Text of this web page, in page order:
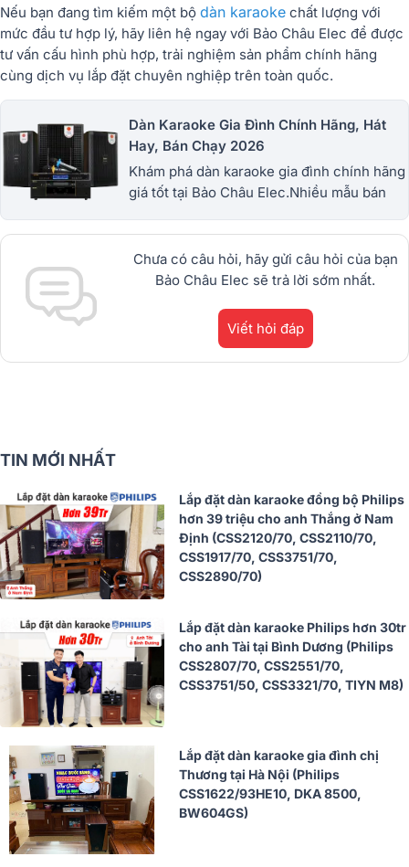
Nếu bạn đang tìm kiếm một bộ dàn karaoke chất lượng với
mức đầu tư hợp lý, hãy liên hệ ngay với Bảo Châu Elec để được
tư vấn cấu hình phù hợp, trải nghiệm sản phẩm chính hãng
cùng dịch vụ lắp đặt chuyên nghiệp trên toàn quốc.
Dàn Karaoke Gia Đình Chính Hãng, Hát
Hay, Bán Chạy 2026
Khám phá dàn karaoke gia đình chính hãng
giá tốt tại Bảo Châu Elec.Nhiều mẫu bán
dBTechnologies, Philips Cao
Cấp.1900.0255
Chưa có câu hỏi, hãy gửi câu hỏi của bạn
Bảo Châu Elec sẽ trả lời sớm nhất.
Viết hỏi đáp
TIN MỚI NHẤT
Lắp đặt dàn karaoke đồng bộ Philips
hơn 39 triệu cho anh Thắng ở Nam
Định (CSS2120/70, CSS2110/70,
CSS1917/70, CSS3751/70,
CSS2890/70)
Lắp đặt dàn karaoke Philips hơn 30tr
cho anh Tài tại Bình Dương (Philips
CSS2807/70, CSS2551/70,
CSS3751/50, CSS3321/70, TIYN M8)
Lắp đặt dàn karaoke gia đình chị
Thương tại Hà Nội (Philips
CSS1622/93HE10, DKA 8500,
BW604GS)